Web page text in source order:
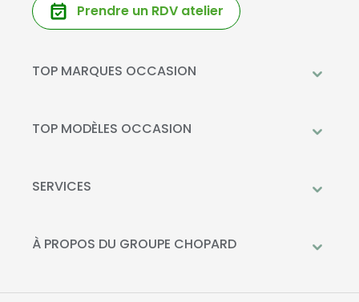
Prendre un RDV atelier
TOP MARQUES OCCASION
Mercedes-Benz
Kia
TOP MODÈLES OCCASION
Peugeot 208
SERVICES
Livraison à domicile
La Recharge Chopard
À PROPOS DU GROUPE CHOPARD
Nos concessions